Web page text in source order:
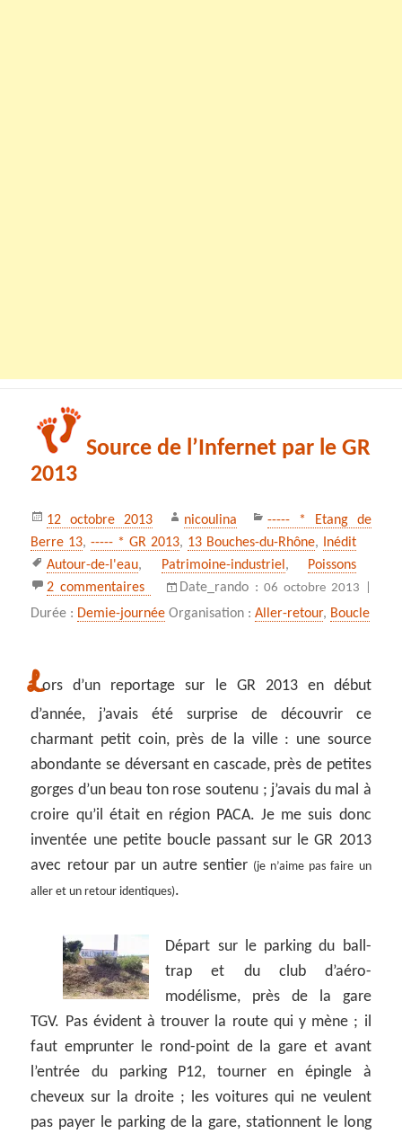
Source de l’Infernet par le GR
2013
Publié
le
12 octobre 2013 Auteur
nicoulina Catégories
----- * Etang de
Berre 13,----- * GR 2013, 13 Bouches-du-Rhône,
Inédit
Mots-
clés
Autour-de-l'eau, Patrimoine-industriel ,
Poissons
2 commentaires
sur Source de l’Infernet par le GR 2013
Date_rando :06 octobre 2013 |
Durée : Demie-journée Organisation :Aller-retour, Boucle
Lors d’un reportage sur le GR 2013 en début
d’année, j’avais été surprise de découvrir ce
charmant petit coin, près de la ville : une source
abondante se déversant en cascade, près de petites
gorges d’un beau ton rose soutenu ; j’avais du mal à
croire qu’il était en région PACA. Je me suis donc
inventée une petite boucle passant sur le GR 2013
avec retour par un autre sentier (je n’aime pas faire un
aller et un retour identiques).
Départ sur le parking du ball-
trap et du club d’aéro-
modélisme, près de la gare
TGV. Pas évident à trouver la route qui y mène ; il
faut emprunter le rond-point de la gare et avant
l’entrée du parking P12, tourner en épingle à
cheveux sur la droite ; les voitures qui ne veulent
pas payer le parking de la gare, stationnent le long